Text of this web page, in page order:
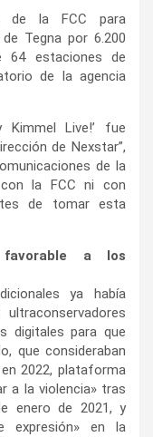
de la FCC para
Tegna por 6.200
64 estaciones de
de la agencia
Kimmel Live!’ fue
de Nexstar”,
de la
la FCC ni con
de tomar esta
favorable a los
ya había
digitales para que
que consideraban
2022, plataforma
a la violencia» tras
enero de 2021, y
expresión» en la